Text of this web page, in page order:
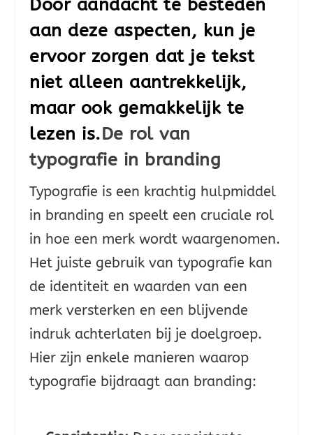
Door aandacht te besteden
aan deze aspecten, kun je
ervoor zorgen dat je tekst
niet alleen aantrekkelijk,
maar ook gemakkelijk te
lezen is.De rol van
typografie in branding
Typografie is een krachtig hulpmiddel
in branding en speelt een cruciale rol
in hoe een merk wordt waargenomen.
Het juiste gebruik van typografie kan
de identiteit en waarden van een
merk versterken en een blijvende
indruk achterlaten bij je doelgroep.
Hier zijn enkele manieren waarop
typografie bijdraagt aan branding: